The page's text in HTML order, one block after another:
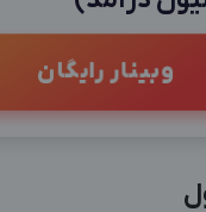
وبینار رایگان